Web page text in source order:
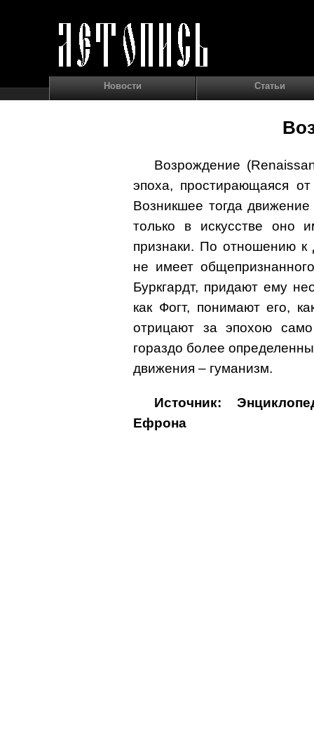
Новости Статьи
Возрождение
эпоха, простирающаяся
Возникшее тогда
только в искусстве оно
признаки. По отношению к
не имеет
Буркгардт, придают ему
как Фогт, понимают его,
отрицают за эпохою
гораздо более
движения – гуманизм.
Источник:
Ефрона